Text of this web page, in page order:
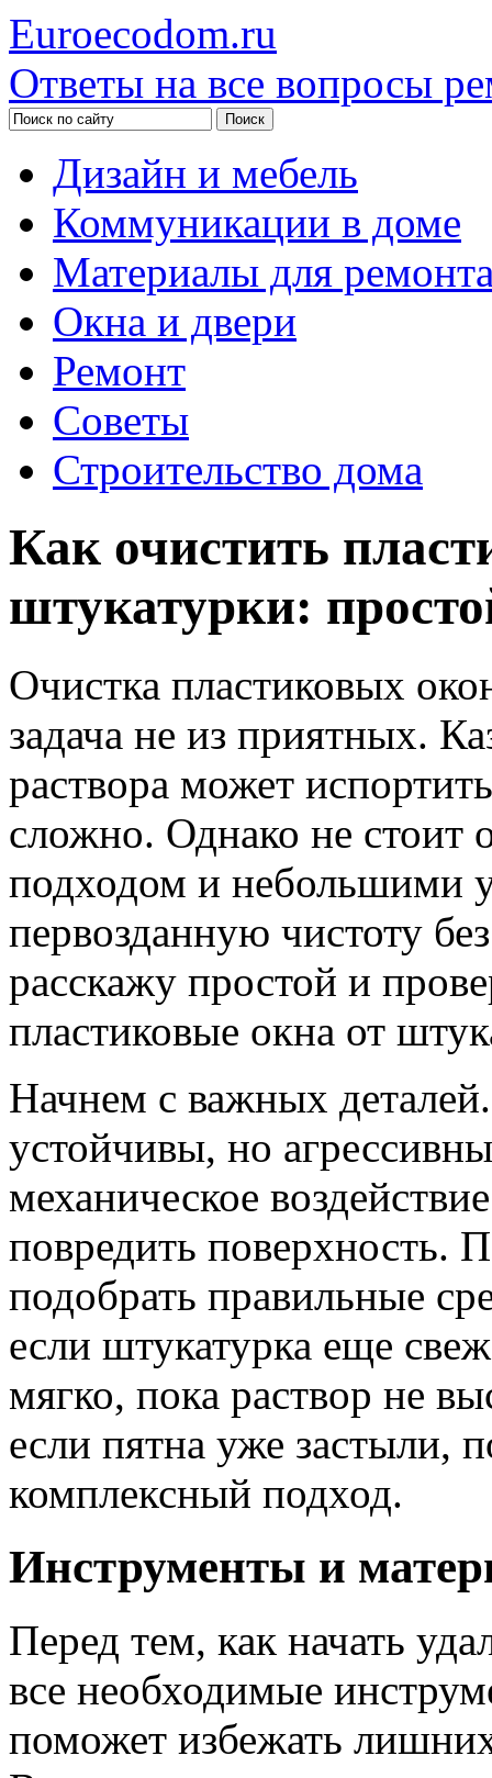
Euroecodom.ru
Ответы на все вопросы
Дизайн и мебель
Коммуникации в доме
Материалы для
Окна и двери
Ремонт
Советы
Строительство дома
Как очистить
штукатурки:
Очистка пластиковых
задача не из приятных.
раствора может
сложно. Однако не стоит
подходом и небольшими
первозданную чистоту
расскажу простой и
пластиковые окна от
Начнем с важных
устойчивы, но
механическое
повредить поверхность.
подобрать правильные
если штукатурка еще
мягко, пока раствор не
если пятна уже застыли,
комплексный подход.
Инструменты и
Перед тем, как начать
все необходимые
поможет избежать